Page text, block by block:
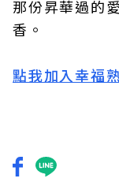
那份昇華過的
香。
點我加入幸福